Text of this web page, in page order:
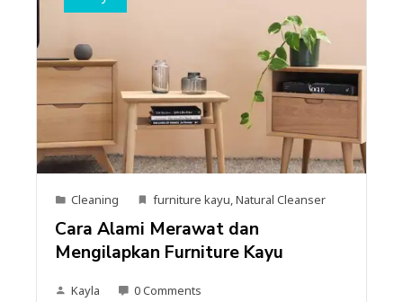
Cleaning furniture kayu,Natural Cleanser
Cara Alami Merawat dan
Mengilapkan Furniture Kayu
Kayla 0 Comments